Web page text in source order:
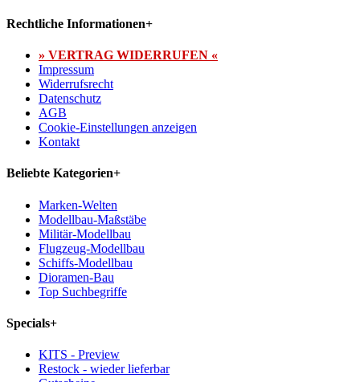
Rechtliche Informationen+
» VERTRAG WIDERRUFEN «
Impressum
Widerrufsrecht
Datenschutz
AGB
Cookie-Einstellungen anzeigen
Kontakt
Beliebte Kategorien+
Marken-Welten
Modellbau-Maßstäbe
Militär-Modellbau
Flugzeug-Modellbau
Schiffs-Modellbau
Dioramen-Bau
Top Suchbegriffe
Specials+
KITS - Preview
Restock - wieder lieferbar